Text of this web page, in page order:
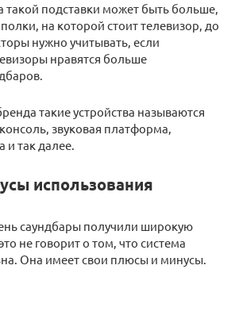
такой подставки может быть больше,
на которой стоит телевизор, до
нужно учитывать, если
нравятся больше
такие устройства называются
звуковая платформа,
и так далее.
использования
саундбары получили широкую
не говорит о том, что система
Она имеет свои плюсы и минусы.